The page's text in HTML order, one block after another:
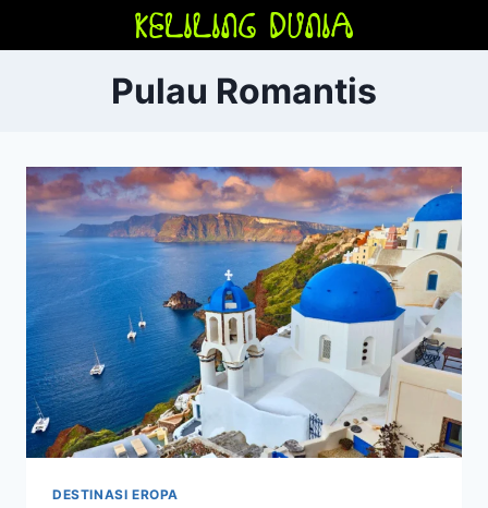
Pulau Romantis
DESTINASI EROPA